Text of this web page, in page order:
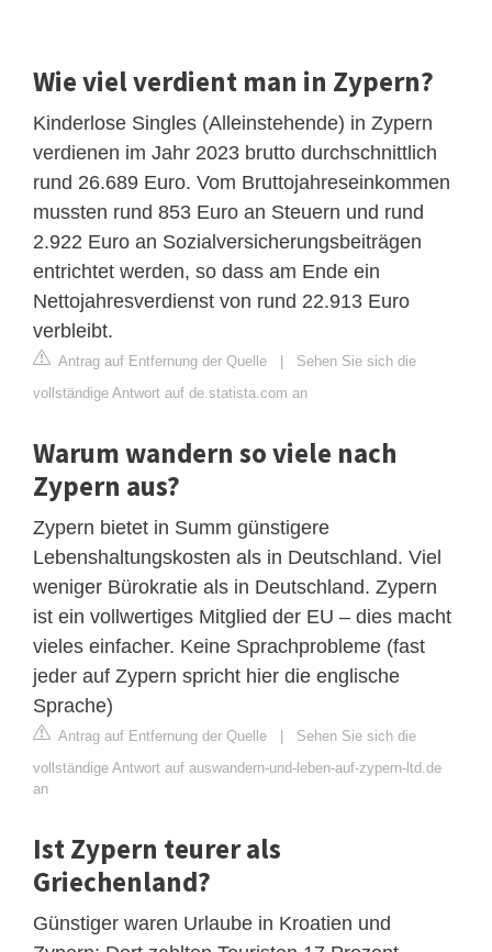
Wie viel verdient man in Zypern?
Kinderlose Singles (Alleinstehende) in Zypern
verdienen im Jahr 2023 brutto durchschnittlich
rund 26.689 Euro. Vom Bruttojahreseinkommen
mussten rund 853 Euro an Steuern und rund
2.922 Euro an Sozialversicherungsbeiträgen
entrichtet werden, so dass am Ende ein
Nettojahresverdienst von rund 22.913 Euro
verbleibt.
Antrag auf Entfernung der Quelle | Sehen Sie sich die
vollständige Antwort auf de.statista.com an
Warum wandern so viele nach
Zypern aus?
Zypern bietet in Summ günstigere
Lebenshaltungskosten als in Deutschland. Viel
weniger Bürokratie als in Deutschland. Zypern
ist ein vollwertiges Mitglied der EU – dies macht
vieles einfacher. Keine Sprachprobleme (fast
jeder auf Zypern spricht hier die englische
Sprache)
Antrag auf Entfernung der Quelle | Sehen Sie sich die
vollständige Antwort auf auswandern-und-leben-auf-zypern-ltd.de
an
Ist Zypern teurer als
Griechenland?
Günstiger waren Urlaube in Kroatien und